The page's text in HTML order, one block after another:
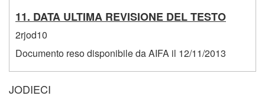
11. DATA ULTIMA REVISIONE DEL TESTO
2rjod10
Documento reso disponibile da AIFA il 12/11/2013
JODIECI